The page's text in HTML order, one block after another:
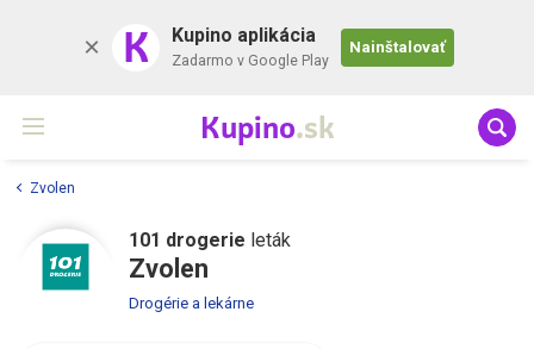
K Kupino aplikácia
Zadarmo v Google Play
Nainštalovať
Kupino.sk
Zvolen
101 drogerie leták
Zvolen
Drogérie a lekárne